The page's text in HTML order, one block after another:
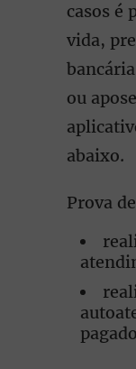
casos é
vida,
ou
abaixo.
Prova